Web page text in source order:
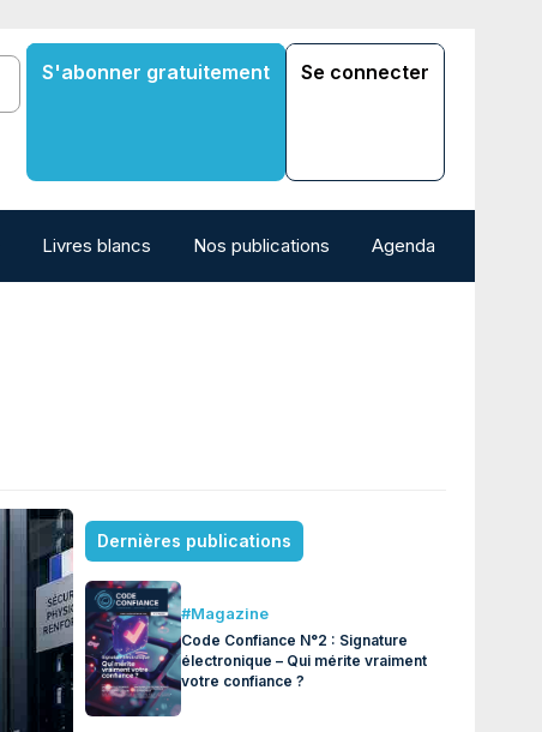
S'abonner gratuitement Se connecter
Livres blancs Nos publications Agenda
Dernières publications
#Magazine
Code Confiance N°2 : Signature
électronique – Qui mérite vraiment
votre confiance ?